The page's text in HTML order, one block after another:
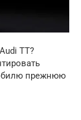
TT?
прежнюю